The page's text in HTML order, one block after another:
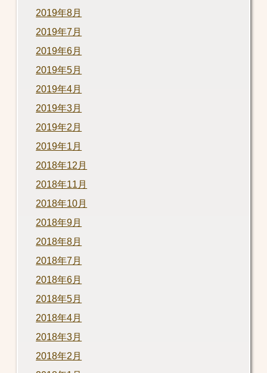
2019年8月
2019年7月
2019年6月
2019年5月
2019年4月
2019年3月
2019年2月
2019年1月
2018年12月
2018年11月
2018年10月
2018年9月
2018年8月
2018年7月
2018年6月
2018年5月
2018年4月
2018年3月
2018年2月